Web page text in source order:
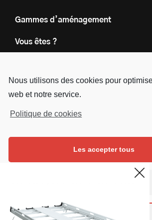
Nous utilisons des cookies pour
web et notre service.
Politique de cookies
Les accepter tous
Voir les préférences
Gammes d’aménagement
Vous êtes ?
Le groupe
Instagram
Mentions légales